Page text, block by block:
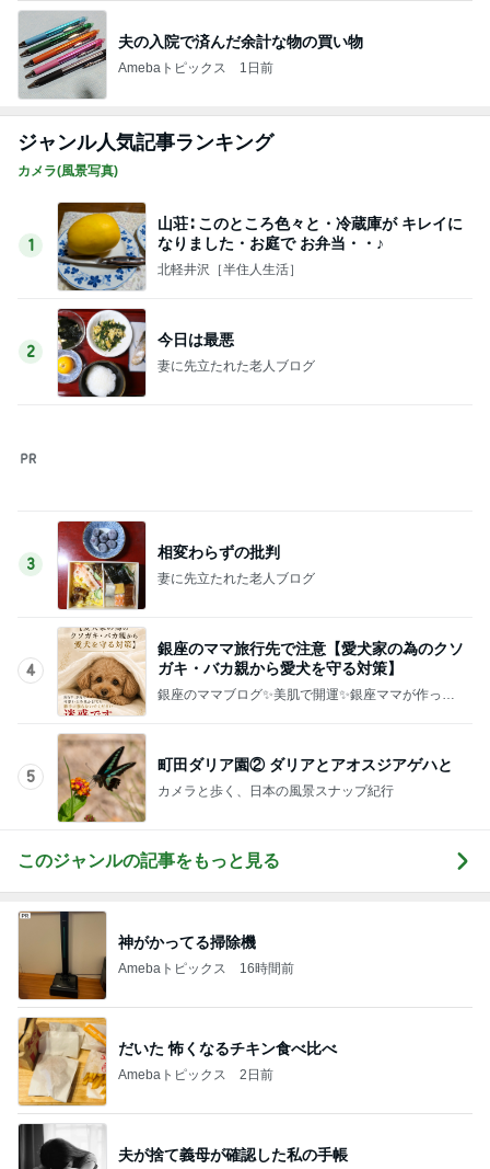
スーパーのごはんで100点になった日
Amebaトピックス 1日前
完成したこだわりの本革バッグ
Amebaトピックス 2日前
肝転移憎悪と腹膜播種の疑い出現
記事を読む
中学受験の恩恵を感じた娘の様子
Amebaトピックス 1日前
だいた 息子の寝癖とお手伝い
初めて知った残高だけの銀行特典